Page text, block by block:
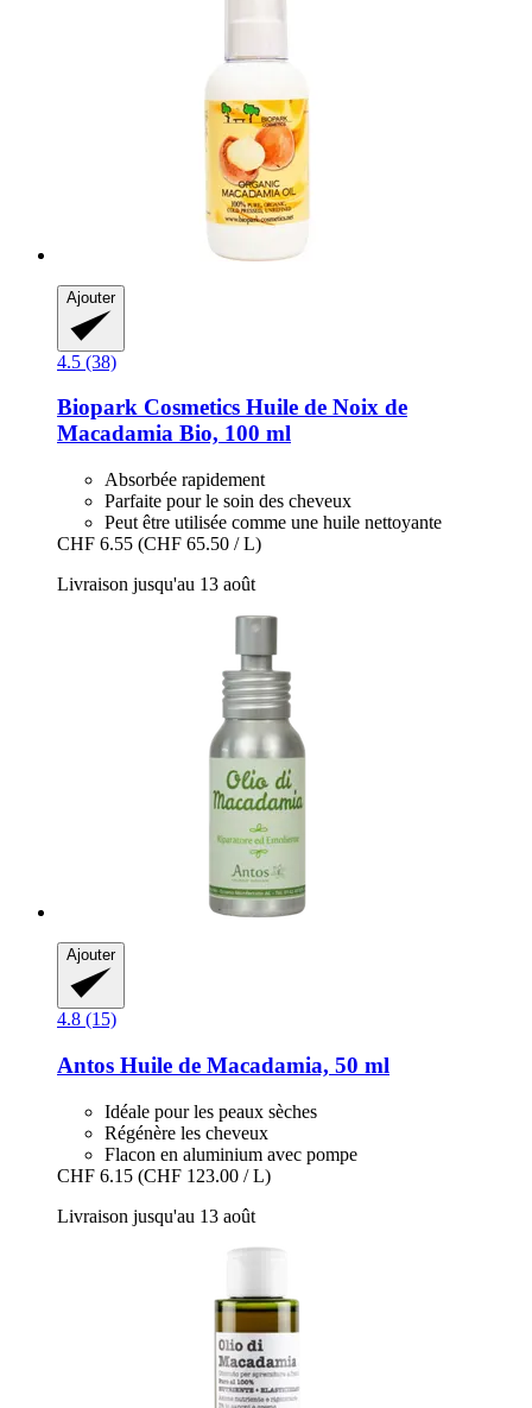
Ajouter
4.5 (38)
Biopark Cosmetics Huile de Noix de
Macadamia Bio, 100 ml
Absorbée rapidement
Parfaite pour le soin des cheveux
Peut être utilisée comme une huile nettoyante
CHF 6.55 (CHF 65.50 / L)
Livraison jusqu'au 13 août
Ajouter
4.8 (15)
Antos Huile de Macadamia, 50 ml
Idéale pour les peaux sèches
Régénère les cheveux
Flacon en aluminium avec pompe
CHF 6.15 (CHF 123.00 / L)
Livraison jusqu'au 13 août